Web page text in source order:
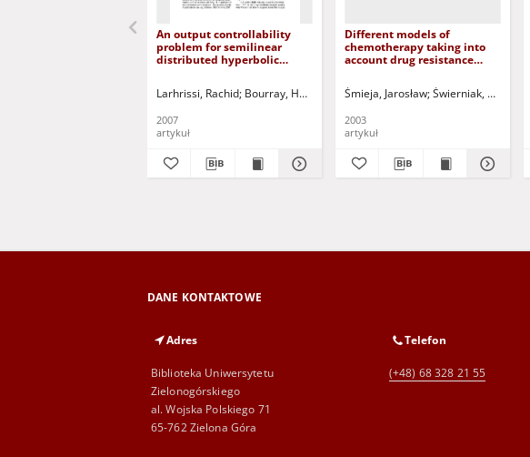
An output controllability
problem for semilinear
distributed hyperbolic
Larhrissi, Rachid Bourray, Hamid Zerrik, El Hassan Korbicz, Józef (1951-
2007
artykuł
Different models of
chemotherapy taking into
account drug resistance
amplification
Śmieja, Jarosław Świerniak, Andrzej
2003
artykuł
DANE KONTAKTOWE
Adres
Biblioteka Uniwersytetu
Zielonogórskiego
al. Wojska Polskiego 71
65-762 Zielona Góra
Telefon
(+48) 68 328 21 55